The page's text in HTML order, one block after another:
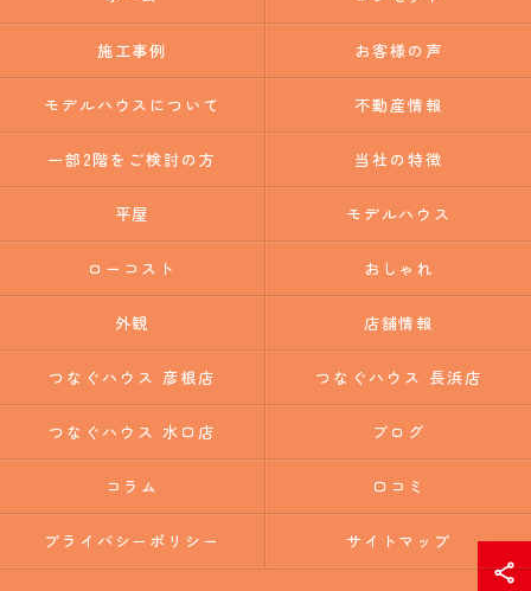
施工事例 お客様の声
モデルハウスについて 不動産情報
一部2階をご検討の方 当社の特徴
平屋 モデルハウス
ローコスト おしゃれ
外観 店舗情報
つなぐハウス 彦根店 つなぐハウス 長浜店
つなぐハウス 水口店 ブログ
コラム 口コミ
プライバシーポリシー サイトマップ